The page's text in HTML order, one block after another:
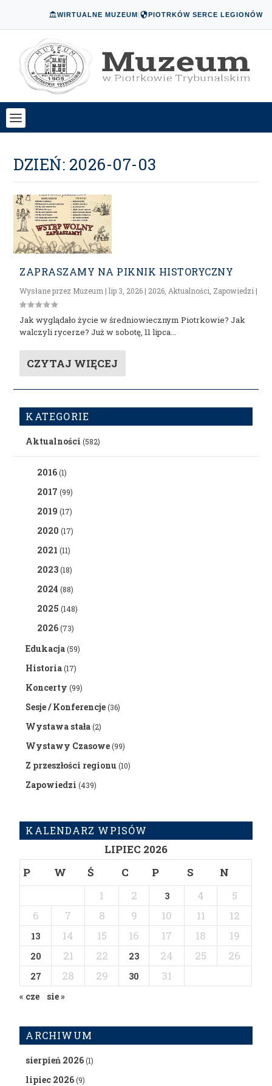
WIRTUALNE MUZEUM| PIOTRKÓW SERCE LEGIONÓW
DZIEŃ: 2026-07-03
ZAPRASZAMY NA PIKNIK HISTORYCZNY
Wysłane przez Muzeum |lip 3, 2026 | 2026 Aktualności Zapowiedzi |
Jak wyglądało życie w średniowiecznym Piotrkowie? Jak
walczyli rycerze? Już w sobotę, 11 lipca...
CZYTAJ WIĘCEJ
KATEGORIE
Aktualności (582)
2016(1)
2017 (99)
2019 (17)
2020 (17)
2021 (11)
2023(18)
2024 (88)
2025 (148)
2026(73)
Edukacja(59)
Historia(17)
Koncerty (99)
Sesje / Konferencje(36)
Wystawa stała(2)
Wystawy Czasowe(99)
Z przeszłości regionu(10)
Zapowiedzi (439)
KALENDARZ WPISÓW
LIPIEC 2026
P
W Ś C P S
N
1
2 3 4
5
6
7 8 9 10 11 12
13 14 15 16 17 18 19
20 21 22 23 24 25 26
27 28 29 30 31
« cze sie »
ARCHIWUM
sierpień 2026(1)
lipiec 2026(9)